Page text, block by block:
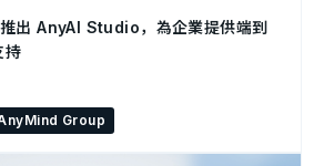
出 AnyAI Studio，為企業提供端到
持
Group